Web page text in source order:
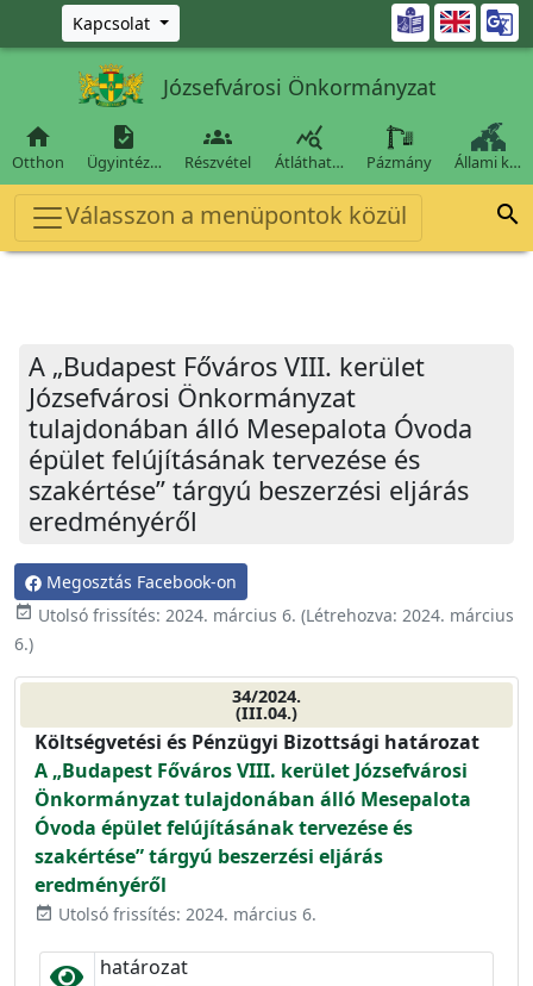
Ugrás a fő tartalomra
Kapcsolat 
Józsefvárosi Önkormányzat

Otthon

Ügyintéz…

Részvétel

Átláthat… Pázmány Állami k…
Válasszon a menüpontok közül 
A „Budapest Főváros VIII. kerület
Józsefvárosi Önkormányzat
tulajdonában álló Mesepalota Óvoda
épület felújításának tervezése és
szakértése” tárgyú beszerzési eljárás
eredményéről
Megosztás Facebook-on
event_available Utolsó frissítés: 2024. március 6. (Létrehozva: 2024. március
6.)
34/2024.
(III.04.)
Költségvetési és Pénzügyi Bizottsági határozat
A „Budapest Főváros VIII. kerület Józsefvárosi
Önkormányzat tulajdonában álló Mesepalota
Óvoda épület felújításának tervezése és
szakértése” tárgyú beszerzési eljárás
eredményéről
event_available Utolsó frissítés: 2024. március 6.
határozat